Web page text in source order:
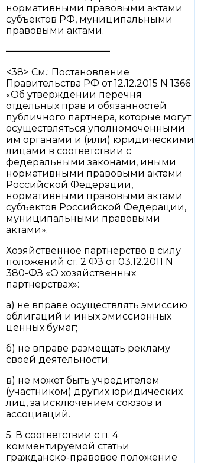
нормативными правовыми актами
субъектов РФ, муниципальными
правовыми актами.
———————————
<38> См.: Постановление
Правительства РФ от 12.12.2015 N 1366
«Об утверждении перечня
отдельных прав и обязанностей
публичного партнера, которые могут
осуществляться уполномоченными
им органами и (или) юридическими
лицами в соответствии с
федеральными законами, иными
нормативными правовыми актами
Российской Федерации,
нормативными правовыми актами
субъектов Российской Федерации,
муниципальными правовыми
актами».
Хозяйственное партнерство в силу
положений ст. 2 ФЗ от 03.12.2011 N
380-ФЗ «О хозяйственных
партнерствах»:
а) не вправе осуществлять эмиссию
облигаций и иных эмиссионных
ценных бумаг;
б) не вправе размещать рекламу
своей деятельности;
в) не может быть учредителем
(участником) других юридических
лиц, за исключением союзов и
ассоциаций.
5. В соответствии с п. 4
комментируемой статьи
гражданско-правовое положение